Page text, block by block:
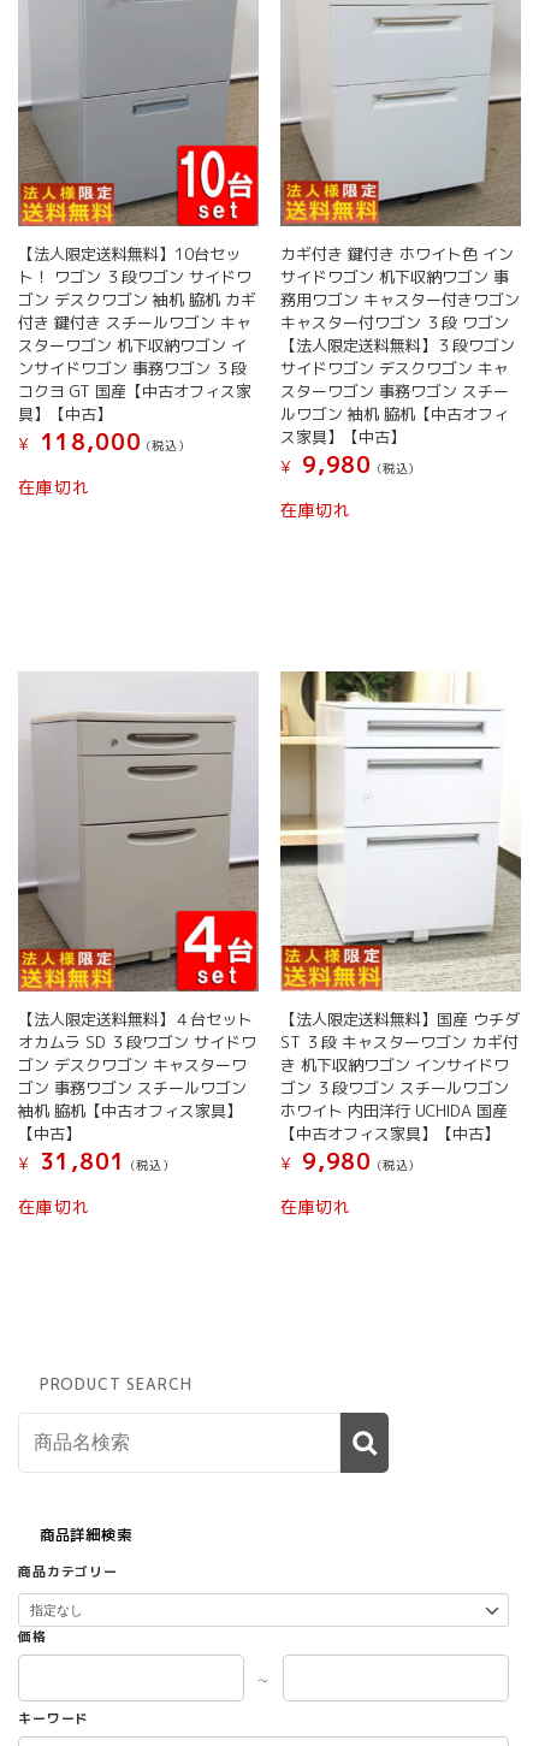
【法人限定送料無料】10台セッ
ト！ ワゴン ３段ワゴン サイドワ
ゴン デスクワゴン 袖机 脇机 カギ
付き 鍵付き スチールワゴン キャ
スターワゴン 机下収納ワゴン イ
ンサイドワゴン 事務ワゴン ３段
コクヨ GT 国産【中古オフィス家
具】【中古】
¥
118,000 (税込）
在庫切れ
カギ付き 鍵付き ホワイト色 イン
サイドワゴン 机下収納ワゴン 事
務用ワゴン キャスター付きワゴン
キャスター付ワゴン ３段 ワゴン
【法人限定送料無料】３段ワゴン
サイドワゴン デスクワゴン キャ
スターワゴン 事務ワゴン スチー
ルワゴン 袖机 脇机【中古オフィ
ス家具】【中古】
¥
9,980 (税込）
在庫切れ
【法人限定送料無料】４台セット
オカムラ SD ３段ワゴン サイドワ
ゴン デスクワゴン キャスターワ
ゴン 事務ワゴン スチールワゴン
袖机 脇机【中古オフィス家具】
【中古】
¥
31,801 (税込）
在庫切れ
【法人限定送料無料】国産 ウチダ
ST ３段 キャスターワゴン カギ付
き 机下収納ワゴン インサイドワ
ゴン ３段ワゴン スチールワゴン
ホワイト 内田洋行 UCHIDA 国産
【中古オフィス家具】【中古】
¥
9,980 (税込）
在庫切れ
PRODUCT SEARCH
商品詳細検索
商品カテゴリー
価格
～
キーワード